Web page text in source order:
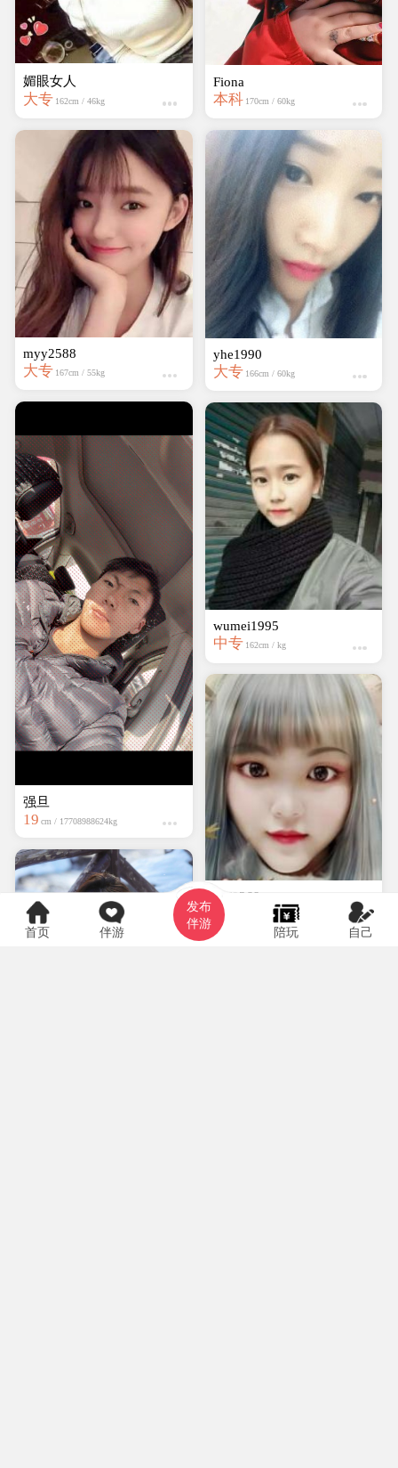
媚眼女人
大专 162cm / 46kg
myy2588
大专 167cm / 55kg
强旦
19 cm / 17708988624kg
Fiona
本科 170cm / 60kg
yhe1990
大专 166cm / 60kg
wumei1995
中专 162cm / kg
hyf0369
大专 150cm / kg
首页 伴游
发布
伴游
陪玩 自己